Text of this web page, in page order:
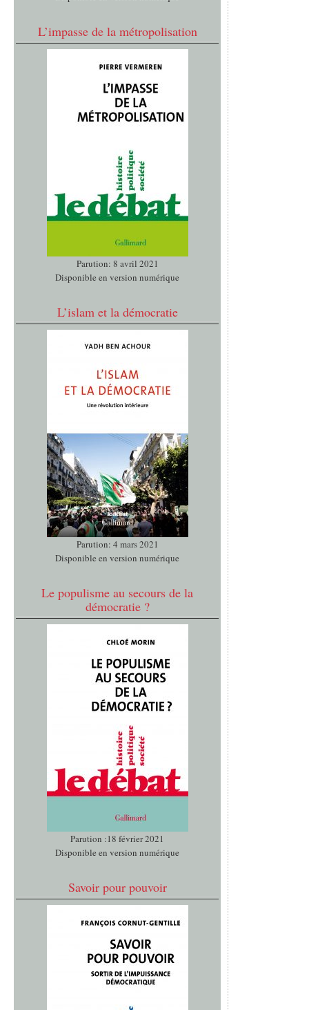
L’impasse de la métropolisation
Parution: 8 avril 2021
Disponible en version numérique
L’islam et la démocratie
Parution: 4 mars 2021
Disponible en version numérique
Le populisme au secours de la
démocratie ?
Parution :18 février 2021
Disponible en version numérique
Savoir pour pouvoir